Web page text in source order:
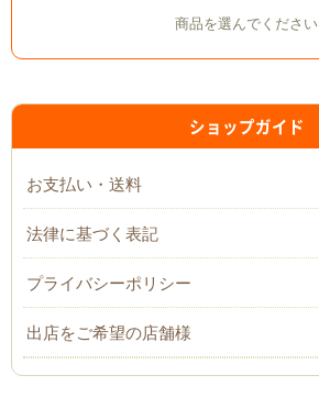
商品を選んでください
ショップガイド
お支払い・送料
法律に基づく表記
プライバシーポリシー
出店をご希望の店舗様